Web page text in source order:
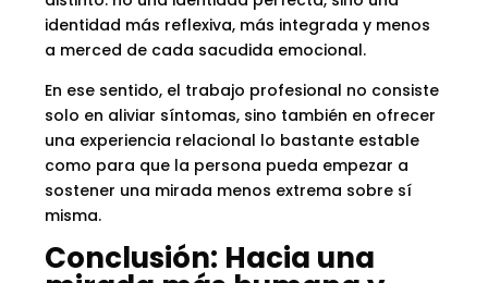
identidad más reflexiva, más integrada y menos
a merced de cada sacudida emocional.
En ese sentido, el trabajo profesional no consiste
solo en aliviar síntomas, sino también en ofrecer
una experiencia relacional lo bastante estable
como para que la persona pueda empezar a
sostener una mirada menos extrema sobre sí
misma.
Conclusión: Hacia una